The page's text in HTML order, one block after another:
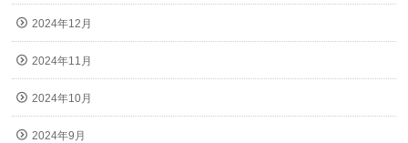
2024年12月
2024年11月
2024年10月
2024年9月